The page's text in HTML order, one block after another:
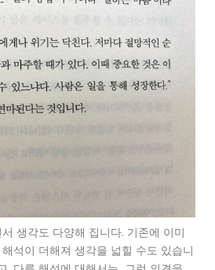
생각도 다양해 집니다. 기존에 이미
석이 더해져 생각을 넓힐 수도 있습니